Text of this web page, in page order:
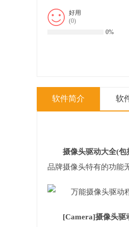
好用
(0)
0%
软件简介 软
摄像头驱动大全(
品牌摄像头特有的功能
[Camera]摄像头驱